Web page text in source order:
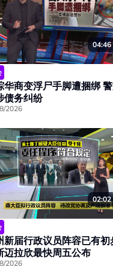
04:46
华商变浮尸手脚遭捆绑
债务纠纷
2026
02:02
新届行政议员阵容已有初
迈拉欣最快周五公布
2026